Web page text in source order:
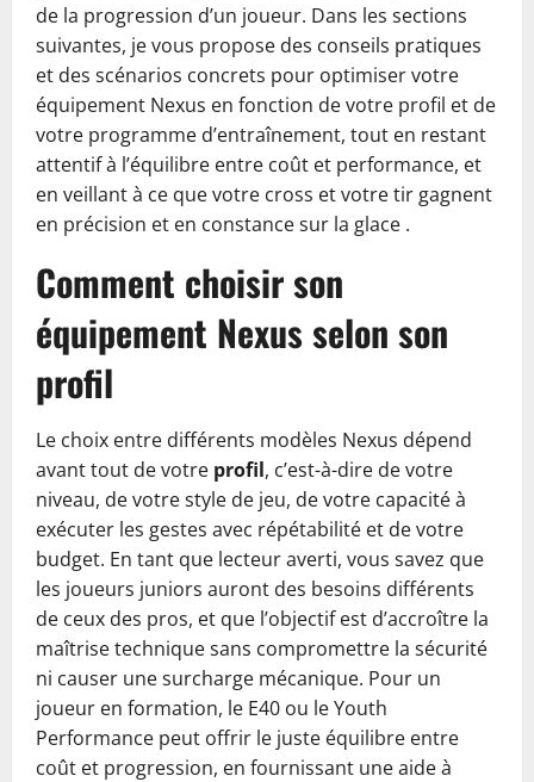
de la progression d’un joueur. Dans les sections
suivantes, je vous propose des conseils pratiques
et des scénarios concrets pour optimiser votre
équipement Nexus en fonction de votre profil et de
votre programme d’entraînement, tout en restant
attentif à l’équilibre entre coût et performance, et
en veillant à ce que votre cross et votre tir gagnent
en précision et en constance sur la glace .
Comment choisir son
équipement Nexus selon son
profil
Le choix entre différents modèles Nexus dépend
avant tout de votre profil, c’est-à-dire de votre
niveau, de votre style de jeu, de votre capacité à
exécuter les gestes avec répétabilité et de votre
budget. En tant que lecteur averti, vous savez que
les joueurs juniors auront des besoins différents
de ceux des pros, et que l’objectif est d’accroître la
maîtrise technique sans compromettre la sécurité
ni causer une surcharge mécanique. Pour un
joueur en formation, le E40 ou le Youth
Performance peut offrir le juste équilibre entre
coût et progression, en fournissant une aide à